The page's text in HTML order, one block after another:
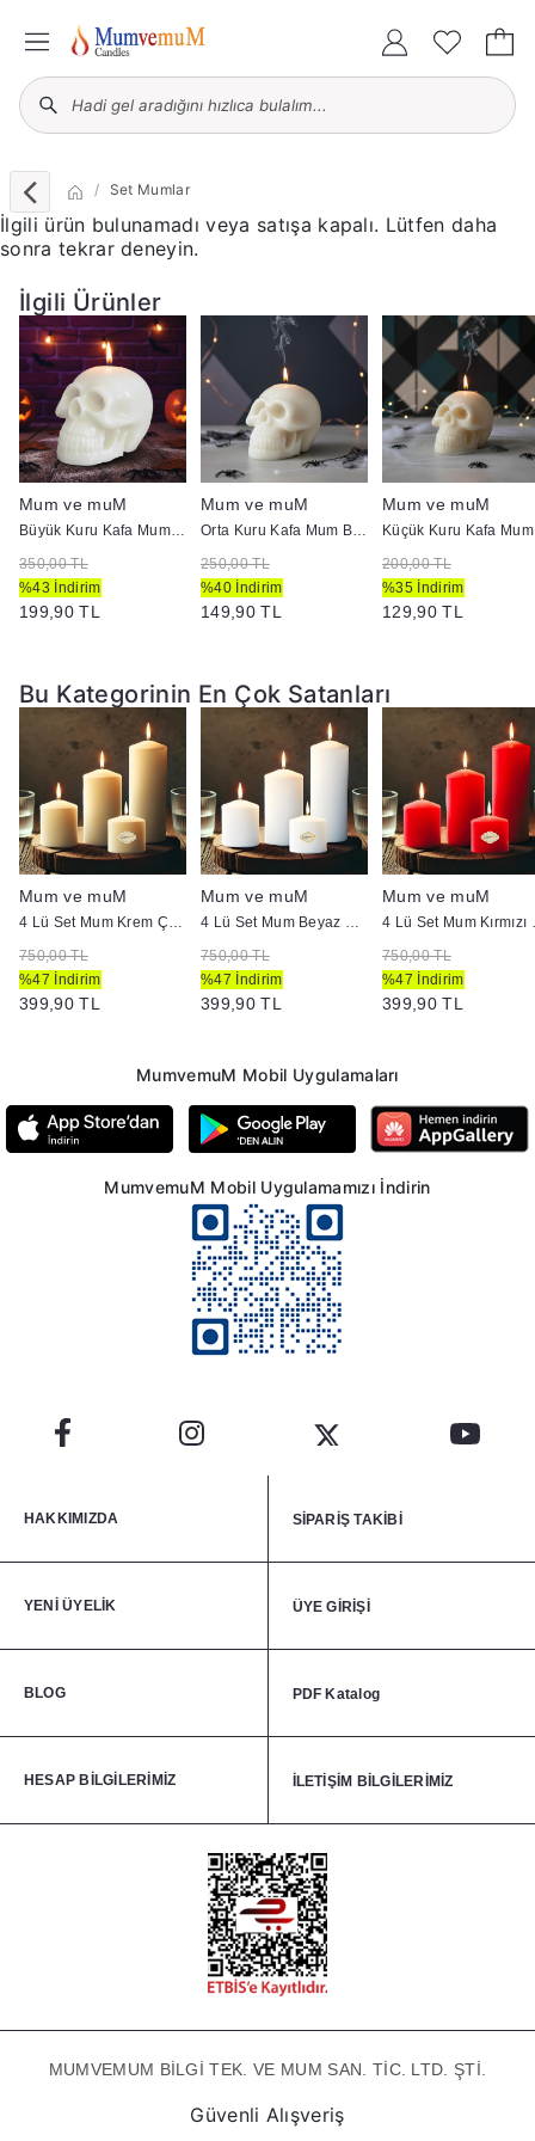
Set Mumlar
İlgili ürün bulunamadı veya satışa kapalı. Lütfen daha
sonra tekrar deneyin.
İlgili Ürünler
Mum ve muM
Büyük Kuru Kafa Mum Beyaz
350,00 TL
%43 İndirim
199,90 TL
Mum ve muM
Orta Kuru Kafa Mum Beyaz
250,00 TL
%40 İndirim
149,90 TL
Mum ve muM
200,00 TL
%35 İndirim
129,90 TL
Bu Kategorinin En Çok Satanları
Mum ve muM
4 Lü Set Mum Krem Çap :5 cm
750,00 TL
%47 İndirim
399,90 TL
Mum ve muM
4 Lü Set Mum Beyaz Çap :5 cm
750,00 TL
%47 İndirim
399,90 TL
Mum ve muM
4 Lü
750,00 TL
%47 İndirim
399,90 TL
MumvemuM Mobil Uygulamaları
MumvemuM Mobil Uygulamamızı İndirin
HAKKIMIZDA SİPARİŞ TAKİBİ
YENİ ÜYELİK ÜYE GİRİŞİ
BLOG PDF Katalog
HESAP BİLGİLERİMİZ İLETİŞİM BİLGİLERİMİZ
MUMVEMUM BİLGİ TEK. VE MUM SAN. TİC. LTD. ŞTİ.
Güvenli Alışveriş